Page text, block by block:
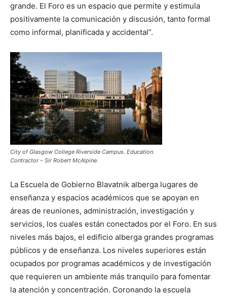
grande. El Foro es un espacio que permite y estimula
positivamente la comunicación y discusión, tanto formal
como informal, planificada y accidental”.
City of Glasgow College Riverside Campus. Education.
Contractor – Sir Robert McAlpine.
La Escuela de Gobierno Blavatnik alberga lugares de
enseñanza y espacios académicos que se apoyan en
áreas de reuniones, administración, investigación y
servicios, los cuales están conectados por el Foro. En sus
niveles más bajos, el edificio alberga grandes programas
públicos y de enseñanza. Los niveles superiores están
ocupados por programas académicos y de investigación
que requieren un ambiente más tranquilo para fomentar
la atención y concentración. Coronando la escuela